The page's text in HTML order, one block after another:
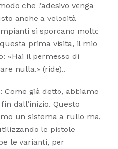
che l’adesivo venga
anche a velocità
si sporcano molto
prima visita, il mio
«Hai il permesso di
nulla.» (ride)..
: Come già detto, abbiamo
dall’inizio. Questo
un sistema a rullo ma,
le pistole
le varianti, per